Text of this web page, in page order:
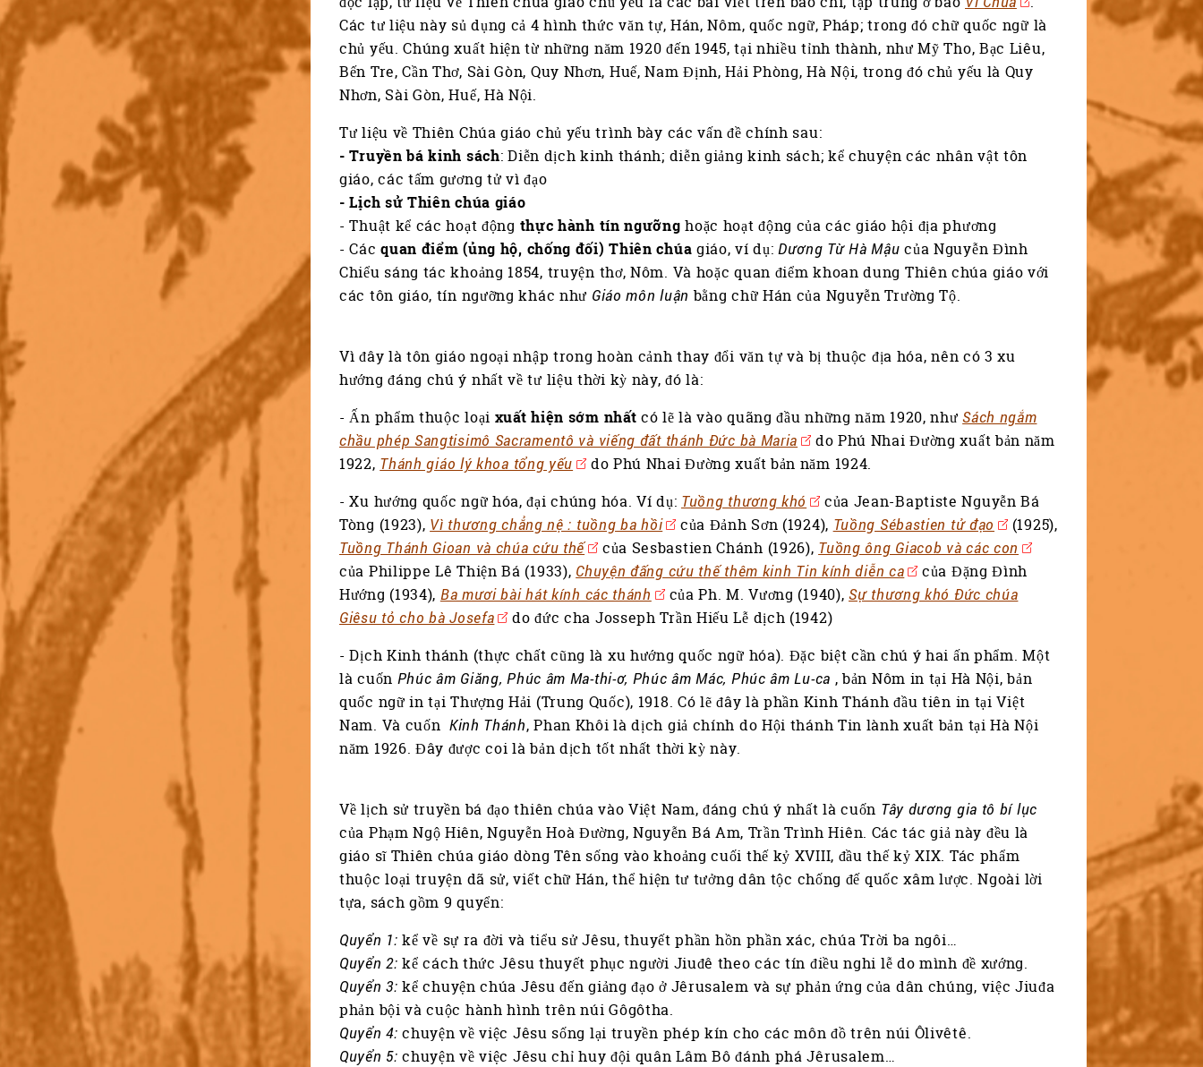
Các tư liệu này sủ dụng cả 4 hình thức văn tự, Hán, Nôm, quốc ngữ, Pháp; trong đó chữ quốc ngữ là
chủ yếu. Chúng xuất hiện từ những năm 1920 đến 1945, tại nhiều tỉnh thành, như Mỹ Tho, Bạc Liêu,
Bến Tre, Cần Thơ, Sài Gòn, Quy Nhơn, Huế, Nam Định, Hải Phòng, Hà Nội, trong đó chủ yếu là Quy
Nhơn, Sài Gòn, Huế, Hà Nội.
Tư liệu về Thiên Chúa giáo chủ yếu trình bày các vấn đề chính sau:
- Truyền bá kinh sách: Diễn dịch kinh thánh; diễn giảng kinh sách; kể chuyện các nhân vật tôn
giáo, các tấm gương tử vì đạo
- Lịch sử Thiên chúa giáo
- Thuật kể các hoạt động thực hành tín ngưỡng hoặc hoạt động của các giáo hội địa phương
- Cácquan điểm (ủng hộ, chống đối) Thiên chúa giáo, ví dụ:Dương Từ Hà Mậucủa Nguyễn Đình
Chiểu sáng tác khoảng 1854, truyện thơ, Nôm. Và hoặc quan điểm khoan dung Thiên chúa giáo với
các tôn giáo, tín ngưỡng khác như Giáo môn luận bằng chữ Hán của Nguyễn Trường Tộ.
Vì đây là tôn giáo ngoại nhập trong hoàn cảnh thay đổi văn tự và bị thuộc địa hóa, nên có 3 xu
hướng đáng chú ý nhất về tư liệu thời kỳ này, đó là:
- Ấn phẩm thuộc loại xuất hiện sớm nhất có lẽ là vào quãng đầu những năm 1920, nhưSách ngắm
chầu phép Sangtisimô Sacramentô và viếng đất thánh Đức bà Maria
do Phú Nhai Đường xuất bản năm
1922, Thánh giáo lý khoa tổng yếu
do Phú Nhai Đường xuất bản năm 1924.
- Xu hướng quốc ngữ hóa, đại chúng hóa. Ví dụ: Tuồng thương khó
của Jean-Baptiste Nguyễn Bá
Tòng (1923), Vì thương chẳng nệ : tuồng ba hồi của Đảnh Sơn (1924), Tuồng Sébastien tử đạo (1925),
Tuồng Thánh Gioan và chúa cứu thế của Sesbastien Chánh (1926), Tuồng ông Giacob và các con
của Philippe Lê Thiện Bá (1933), Chuyện đấng cứu thế thêm kinh Tin kính diễn ca
của Đặng Đình
Hướng (1934), Ba mươi bài hát kính các thánh của Ph. M. Vương (1940),Sự thương khó Đức chúa
Giêsu tỏ cho bà Josefa
do đức cha Josseph Trần Hiếu Lễ dịch (1942)
- Dịch Kinh thánh (thực chất cũng là xu hướng quốc ngữ hóa). Đặc biệt cần chú ý hai ấn phẩm. Một
là cuốn Phúc âm Giăng, Phúc âm Ma-thi-ơ, Phúc âm Mác, Phúc âm Lu-ca , bản Nôm in tại Hà Nội, bản
quốc ngữ in tại Thượng Hải (Trung Quốc), 1918. Có lẽ đây là phần Kinh Thánh đầu tiên in tại Việt
Nam. Và cuốn Kinh Thánh, Phan Khôi là dịch giả chính do Hội thánh Tin lành xuất bản tại Hà Nội
năm 1926. Đây được coi là bản dịch tốt nhất thời kỳ này.
Về lịch sử truyền bá đạo thiên chúa vào Việt Nam, đáng chú ý nhất là cuốn Tây dương gia tô bí lục
của Phạm Ngộ Hiên, Nguyễn Hoà Đường, Nguyễn Bá Am, Trần Trình Hiên. Các tác giả này đều là
giáo sĩ Thiên chúa giáo dòng Tên sống vào khoảng cuối thế kỷ XVIII, đầu thế kỷ XIX. Tác phẩm
thuộc loại truyện dã sử, viết chữ Hán, thể hiện tư tưởng dân tộc chống đế quốc xâm lược. Ngoài lời
tựa, sách gồm 9 quyển:
Quyển 1: kể về sự ra đời và tiểu sử Jêsu, thuyết phần hồn phần xác, chúa Trời ba ngôi…
Quyển 2: kể cách thức Jêsu thuyết phục người Jiuđê theo các tín điều nghi lễ do mình đề xướng.
Quyển 3: kể chuyện chúa Jêsu đến giảng đạo ở Jêrusalem và sự phản ứng của dân chúng, việc Jiuđa
phản bội và cuộc hành hình trên núi Gôgôtha.
Quyển 4: chuyện về việc Jêsu sống lại truyền phép kín cho các môn đồ trên núi Ôlivêtê.
Quyển 5: chuyện về việc Jêsu chỉ huy đội quân Lâm Bô đánh phá Jêrusalem…